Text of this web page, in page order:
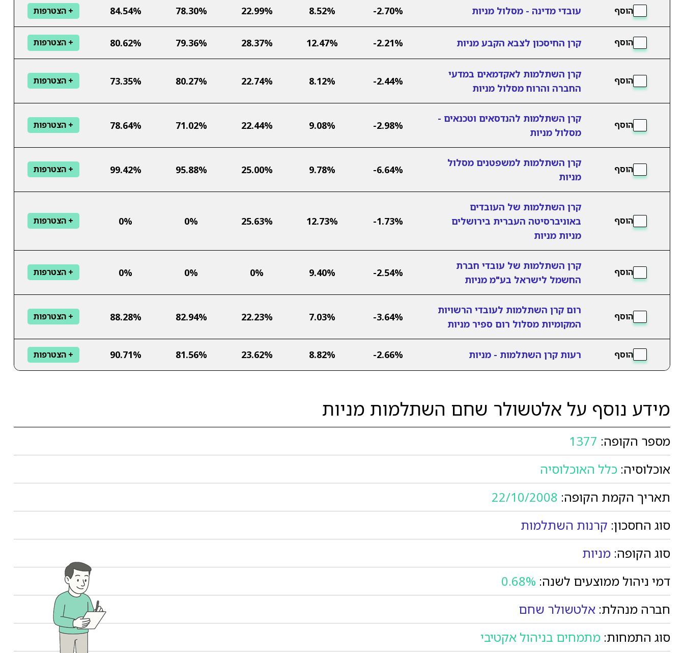
הוסף עובדי מדינה - מסלול מניות -2.70%
8.52%
22.99%
78.30%
84.54% + הצטרפות
הוסף קרן החיסכון לצבא הקבע מניות -2.21%
12.47%
28.37%
79.36%
80.62% + הצטרפות
הוסף
קרן השתלמות לאקדמאים במדעי
החברה והרוח מסלול מניות
-2.44%
8.12%
22.74%
80.27%
73.35% + הצטרפות
הוסף
קרן השתלמות להנדסאים וטכנאים -
מסלול מניות
-2.98%
9.08%
22.44%
71.02%
78.64% + הצטרפות
הוסף
קרן השתלמות למשפטנים מסלול
מניות
-6.64%
9.78%
25.00%
95.88%
99.42% + הצטרפות
הוסף
קרן השתלמות של העובדים
באוניברסיטה העברית בירושלים
מניות מניות
-1.73%
12.73%
25.63%
0%
0% + הצטרפות
הוסף
קרן השתלמות של עובדי חברת
החשמל לישראל בע"מ מניות
-2.54%
9.40%
0%
0%
0% + הצטרפות
הוסף
רום קרן השתלמות לעובדי הרשויות
המקומיות מסלול רום ספיר מניות
-3.64%
7.03%
22.23%
82.94%
88.28% + הצטרפות
הוסף רעות קרן השתלמות - מניות -2.66%
8.82%
23.62%
81.56%
90.71% + הצטרפות
מידע נוסף על אלטשולר שחם השתלמות מניות
מספר הקופה: 1377
אוכלוסיה: כלל האוכלוסיה
תאריך הקמת הקופה: 22/10/2008
סוג החסכון: קרנות השתלמות
סוג הקופה: מניות
דמי ניהול ממוצעים לשנה: 0.68%
חברה מנהלת: אלטשולר שחם
סוג התמחות: מתמחים בניהול אקטיבי